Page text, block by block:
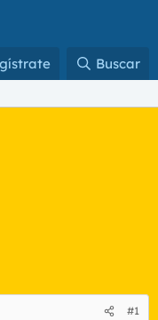
Buscar
#1